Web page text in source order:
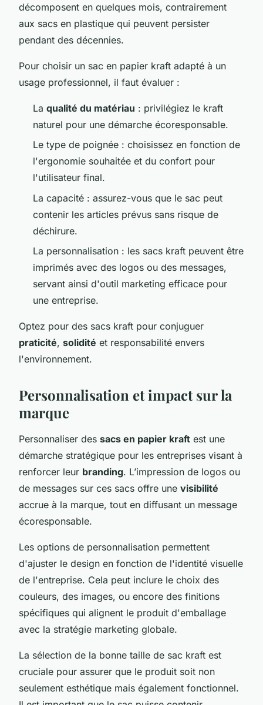
décomposent en quelques mois, contrairement
aux sacs en plastique qui peuvent persister
pendant des décennies.
Pour choisir un sac en papier kraft adapté à un
usage professionnel, il faut évaluer :
La qualité du matériau : privilégiez le kraft
naturel pour une démarche écoresponsable.
Le type de poignée : choisissez en fonction de
l'ergonomie souhaitée et du confort pour
l'utilisateur final.
La capacité : assurez-vous que le sac peut
contenir les articles prévus sans risque de
déchirure.
La personnalisation : les sacs kraft peuvent être
imprimés avec des logos ou des messages,
servant ainsi d'outil marketing efficace pour
une entreprise.
Optez pour des sacs kraft pour conjuguer
praticité, solidité et responsabilité envers
l'environnement.
Personnalisation et impact sur la
marque
Personnaliser des sacs en papier kraft est une
démarche stratégique pour les entreprises visant à
renforcer leur branding. L’impression de logos ou
de messages sur ces sacs offre une visibilité
accrue à la marque, tout en diffusant un message
écoresponsable.
Les options de personnalisation permettent
d'ajuster le design en fonction de l'identité visuelle
de l'entreprise. Cela peut inclure le choix des
couleurs, des images, ou encore des finitions
spécifiques qui alignent le produit d'emballage
avec la stratégie marketing globale.
La sélection de la bonne taille de sac kraft est
cruciale pour assurer que le produit soit non
seulement esthétique mais également fonctionnel.